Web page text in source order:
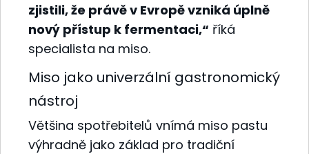
zjistili, že právě v Evropě vzniká úplně
nový přístup k fermentaci,“ říká
specialista na miso.
Miso jako univerzální gastronomický
nástroj
Většina spotřebitelů vnímá miso pastu
výhradně jako základ pro tradiční